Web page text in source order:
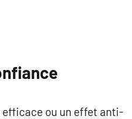
efficace ou un effet anti-